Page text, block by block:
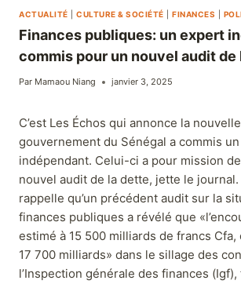
ACTUALITÉ CULTURE & SOCIÉTÉ FINANCES
Finances publiques: un expert
commis pour un nouvel audit de
Par Mamaou Niang janvier 3, 2025
C’est Les Échos qui annonce la
gouvernement du Sénégal a commis
indépendant. Celui-ci a pour mission
nouvel audit de la dette, jette le journal.
rappelle qu’un précédent audit sur la
finances publiques a révélé que
estimé à 15 500 milliards de francs
17 700 milliards» dans le sillage des
l’Inspection générale des finances (Igf),